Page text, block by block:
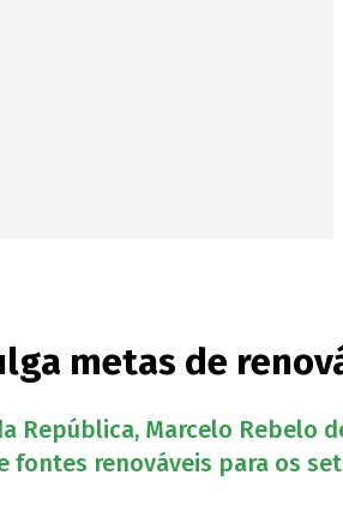
metas de
República, Marcelo Rebelo
fontes renováveis para os